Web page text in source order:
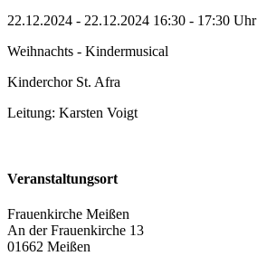
22.12.2024 - 22.12.2024 16:30 - 17:30 Uhr
Weihnachts - Kindermusical
Kinderchor St. Afra
Leitung: Karsten Voigt
Veranstaltungsort
Frauenkirche Meißen
An der Frauenkirche 13
01662 Meißen